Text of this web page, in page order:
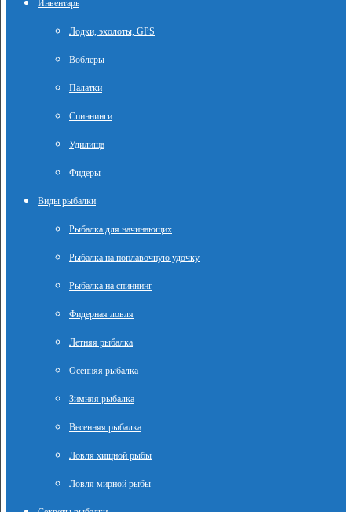
Инвентарь
Лодки, эхолоты, GPS
Воблеры
Палатки
Спиннинги
Удилища
Фидеры
Виды рыбалки
Рыбалка для начинающих
Рыбалка на поплавочную удочку
Рыбалка на спиннинг
Фидерная ловля
Летняя рыбалка
Осенняя рыбалка
Зимняя рыбалка
Весенняя рыбалка
Ловля хищной рыбы
Ловля мирной рыбы